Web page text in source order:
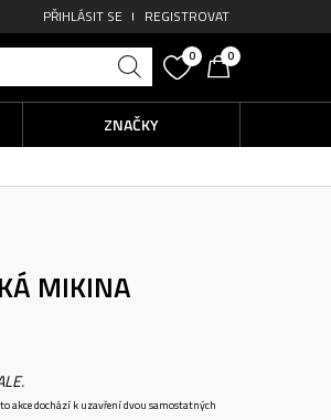
PŘIHLÁSIT SE REGISTROVAT
0 0
ZNAČKY
MIKINA
akce dochází k uzavření dvou samostatných